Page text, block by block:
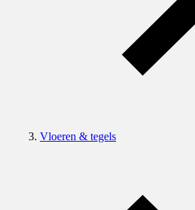
Vloeren & tegels